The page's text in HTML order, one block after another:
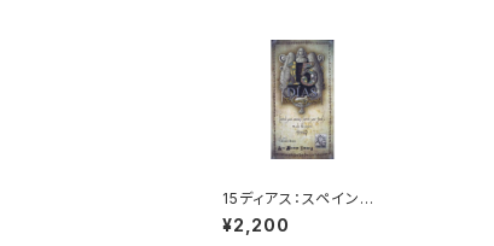
15ディアス：スペイン黄
金時代 (ボードゲーム
カードゲーム) 12歳以
¥2,200